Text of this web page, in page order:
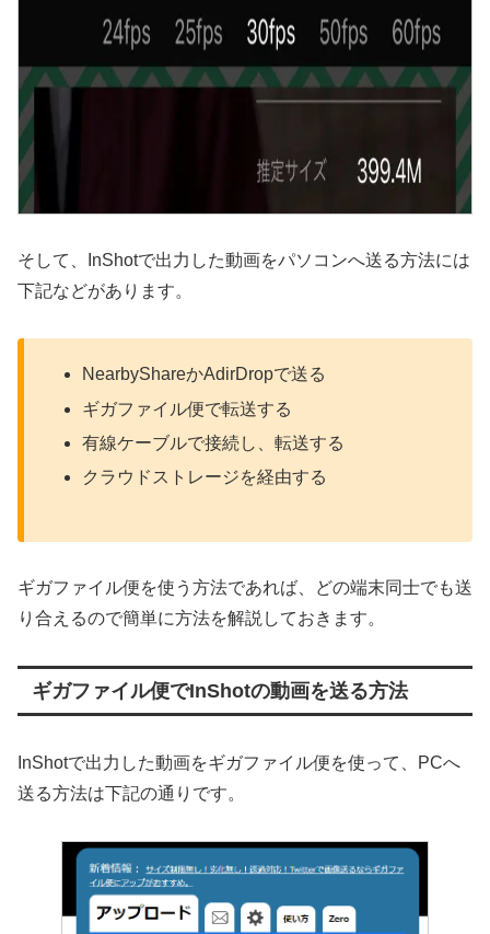
そして、InShotで出力した動画をパソコンへ送る方法には
下記などがあります。
NearbyShareかAdirDropで送る
ギガファイル便で転送する
有線ケーブルで接続し、転送する
クラウドストレージを経由する
ギガファイル便を使う方法であれば、どの端末同士でも送
り合えるので簡単に方法を解説しておきます。
ギガファイル便でInShotの動画を送る方法
InShotで出力した動画をギガファイル便を使って、PCへ
送る方法は下記の通りです。